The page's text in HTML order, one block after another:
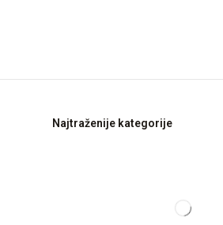
Najtraženije kategorije